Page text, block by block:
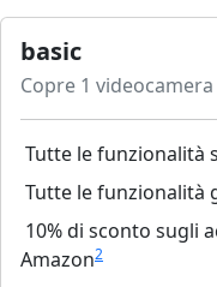
basic
Copre 1
Tutte le funzionalità
Tutte le funzionalità
10% di sconto sugli
Amazon2